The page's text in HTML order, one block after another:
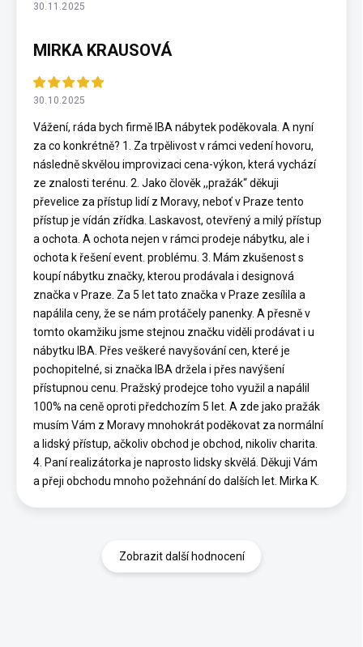
30.11.2025
MIRKA KRAUSOVÁ
30.10.2025
Vážení, ráda bych firmě IBA nábytek poděkovala. A nyní
za co konkrétně? 1. Za trpělivost v rámci vedení hovoru,
následně skvělou improvizaci cena-výkon, která vychází
ze znalosti terénu. 2. Jako člověk ,,pražák“ děkuji
převelice za přístup lidí z Moravy, neboť v Praze tento
přístup je vídán zřídka. Laskavost, otevřený a milý přístup
a ochota. A ochota nejen v rámci prodeje nábytku, ale i
ochota k řešení event. problému. 3. Mám zkušenost s
koupí nábytku značky, kterou prodávala i designová
značka v Praze. Za 5 let tato značka v Praze zesílila a
napálila ceny, že se nám protáčely panenky. A přesně v
tomto okamžiku jsme stejnou značku viděli prodávat i u
nábytku IBA. Přes veškeré navyšování cen, které je
pochopitelné, si značka IBA držela i přes navýšení
přístupnou cenu. Pražský prodejce toho využil a napálil
100% na ceně oproti předchozím 5 let. A zde jako pražák
musím Vám z Moravy mnohokrát poděkovat za normální
a lidský přístup, ačkoliv obchod je obchod, nikoliv charita.
4. Paní realizátorka je naprosto lidsky skvělá. Děkuji Vám
a přeji obchodu mnoho požehnání do dalších let. Mirka K.
Zobrazit další hodnocení